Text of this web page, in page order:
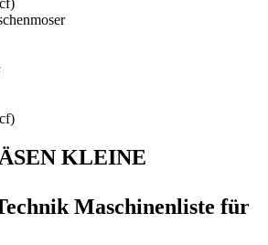
KLEINE
Maschinenliste für